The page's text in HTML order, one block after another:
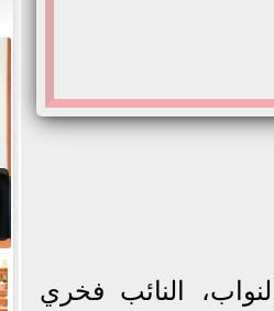
النائب فخري